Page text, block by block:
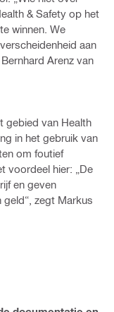
& Safety op het
winnen. We
aan
Arenz van
gebied van Health
in het gebruik van
om foutief
voordeel hier: „De
en geven
zegt Markus